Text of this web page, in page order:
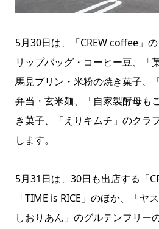
5月30日は、「CREW coffee」
リップバッグ・コーヒー豆、「
馬見プリン・米粉の焼き菓子、
弁当・玄米麺、「自家製酵母も
き菓子、「えりキムチ」のクラ
します。
5月31日は、30日も出店する「
「TIME is RICE」のほか、「ヤ
しおりあん」のグルテンフリー